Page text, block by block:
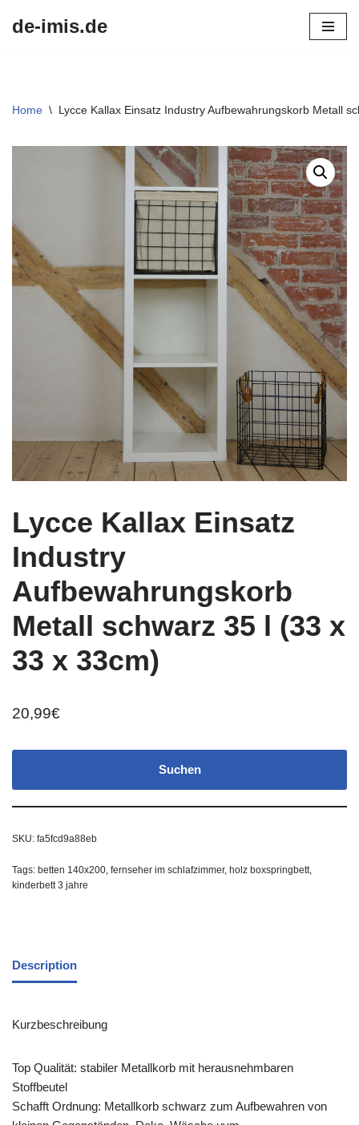
de-imis.de
Home \ Lycce Kallax Einsatz Industry Aufbewahrungskorb Metall
Lycce Kallax Einsatz
Industry
Aufbewahrungskorb
Metall schwarz 35 l (33 x
33 x 33cm)
20,99€
Suchen
SKU: fa5fcd9a88eb
Tags: betten 140x200, fernseher im schlafzimmer, holz boxspringbett,
kinderbett 3 jahre
Description
Kurzbeschreibung
Top Qualität: stabiler Metallkorb mit herausnehmbaren
Stoffbeutel
Schafft Ordnung: Metallkorb schwarz zum Aufbewahren von